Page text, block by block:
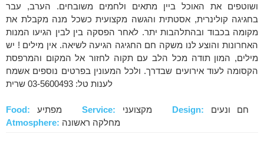
ושוטפים את האוכל ביין מתאים ולחמים משובחים. הערב, עבר
בחגיגה קולינרית, אסטתית והגשה מקצועית כשכל מנה מקבלת את
מקומה בכבוד ובהתלהבות יתר. לאחר הפסקה בין לבין הגיעו המנות
האחרונות והוצע לנו משקה חם החגיגה הגיעה לשיאה. אין מילים ! יש
מילים, המון תודה מכל הלב עם תקוה לחזור אל המקום והמרפסת
הקסומה לעוד אירועים שבדרך. ולכל המעונין בפרטים נוספים אשמח
לענות טל: 03-5600493 שרית
Food: מפתיעService: Design:
Atmosphere: מחלקה ראשונה